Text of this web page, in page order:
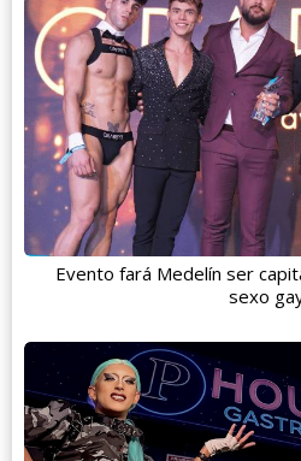
Evento fará Medelín ser
sexo